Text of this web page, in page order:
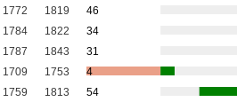
1772 1819
46
1784 1822
34
1787 1843
31
1709 1753
4
1759 1813
54